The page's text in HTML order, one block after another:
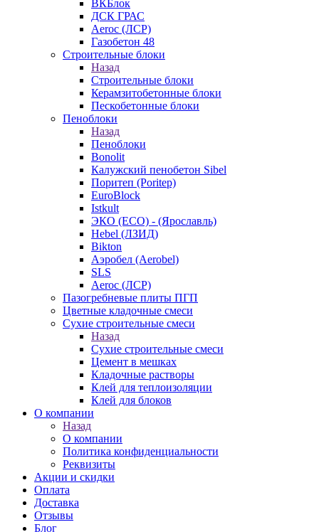
ВКБлок
ДСК ГРАС
Aeroc (ЛСР)
Газобетон 48
Строительные блоки
Назад
Строительные блоки
Керамзитобетонные блоки
Пескобетонные блоки
Пеноблоки
Назад
Пеноблоки
Bonolit
Калужский пенобетон Sibel
Поритеп (Poritep)
EuroBlock
Istkult
ЭКО (ECO) - (Ярославль)
Hebel (ЛЗИД)
Bikton
Аэробел (Aerobel)
SLS
Aeroc (ЛСР)
Пазогребневые плиты ПГП
Цветные кладочные смеси
Сухие строительные смеси
Назад
Сухие строительные смеси
Цемент в мешках
Кладочные растворы
Клей для теплоизоляции
Клей для блоков
О компании
Назад
О компании
Политика конфиденциальности
Реквизиты
Акции и скидки
Оплата
Доставка
Отзывы
Блог